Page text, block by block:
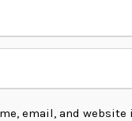
email, and